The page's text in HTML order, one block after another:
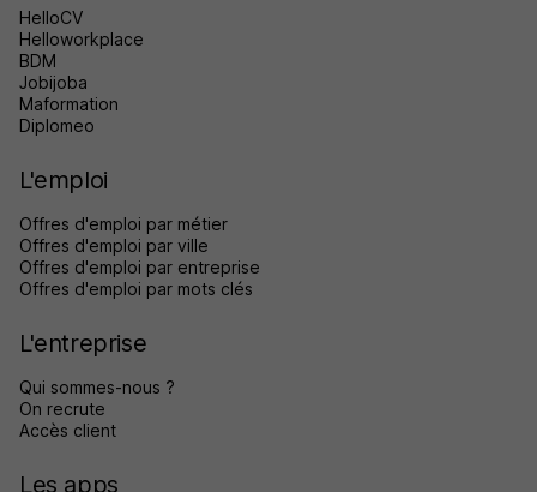
HelloCV
Helloworkplace
BDM
Jobijoba
Maformation
Diplomeo
L'emploi
Offres d'emploi par métier
Offres d'emploi par ville
Offres d'emploi par entreprise
Offres d'emploi par mots clés
L'entreprise
Qui sommes-nous ?
On recrute
Accès client
Les apps